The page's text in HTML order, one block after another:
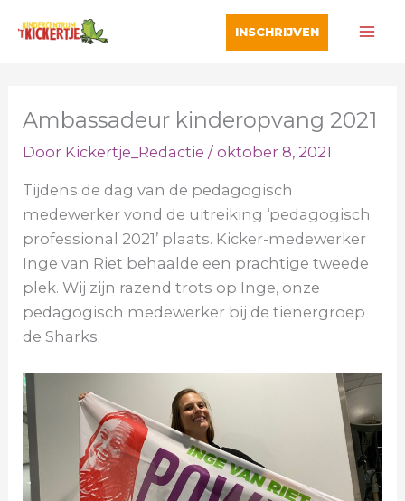
naar
INSCHRIJVEN
Ambassadeur kinderopvang 2021
Door Kickertje_Redactie/oktober 8, 2021
Tijdens de dag van de pedagogisch
medewerker vond de uitreiking ‘pedagogisch
professional 2021’ plaats. Kicker-medewerker
Inge van Riet behaalde een prachtige tweede
plek. Wij zijn razend trots op Inge, onze
pedagogisch medewerker bij de tienergroep
de Sharks.